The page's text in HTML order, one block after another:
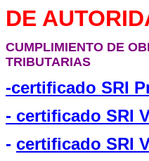
DE
CUMPLIMIENTO DE
TRIBUTARIAS
-certificado SRI
- certificado SRI
- certificado SRI